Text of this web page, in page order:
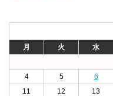
月
火 水
4
5 6
11
12 13